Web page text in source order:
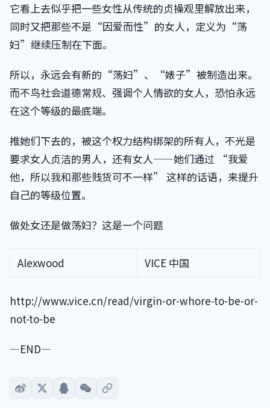
它看上去似乎把一些女性从传统的贞操观里解放出来，
同时又把那些不是“因爱而性”的女人，定义为“荡
妇”继续压制在下面。
所以，永远会有新的“荡妇”、“婊子”被制造出来。
而不鸟社会道德常规、强调个人情欲的女人，恐怕永远
在这个等级的最底端。
推她们下去的，被这个权力结构绑架的所有人，不光是
要求女人贞洁的男人，还有女人——她们通过 “我爱
他，所以我和那些贱货可不一样” 这样的话语，来提升
自己的等级位置。
做处女还是做荡妇？这是一个问题
Alexwood VICE 中国
http://www.vice.cn/read/virgin-or-whore-to-be-or-
not-to-be
—END—